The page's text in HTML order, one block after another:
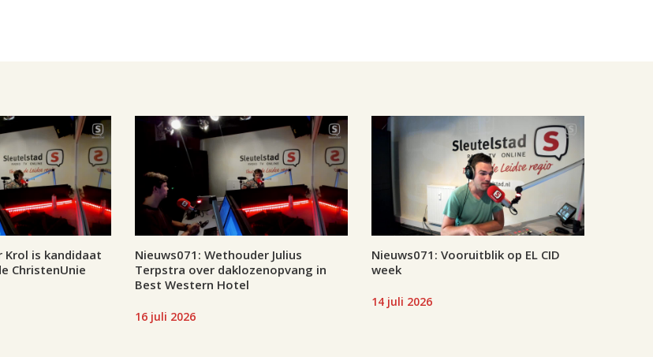
Krol is kandidaat
ChristenUnie
Nieuws071: Wethouder Julius
Terpstra over daklozenopvang in
Best Western Hotel
16 juli 2026
Nieuws071: Vooruitblik op EL CID
week
14 juli 2026